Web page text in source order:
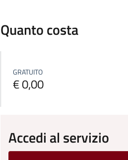
Quanto costa
GRATUITO
€ 0,00
Accedi al servizio